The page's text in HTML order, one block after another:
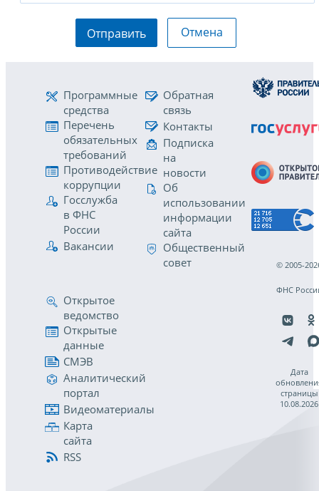
Отправить Отмена
Программные
средства
Перечень
обязательных
требований
Противодействие
коррупции
Госслужба
в ФНС
России
Вакансии
Обратная
связь
Контакты
Подписка
на
новости
Об
использовании
информации
сайта
Общественный
совет
Открытое
ведомство
Открытые
данные
СМЭВ
Аналитический
портал
Видеоматериалы
Карта
сайта
RSS
© 2005-
ФНС
Дата
страницы
10.08.2026